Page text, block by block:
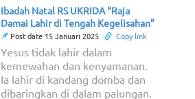
Ibadah Natal RS UKRIDA “Raja
Damai Lahir di Tengah Kegelisahan”
Post date 15 Januari 2025 Copy link
Yesus tidak lahir dalam
kemewahan dan kenyamanan.
Ia lahir di kandang domba dan
dibaringkan di dalam palungan.